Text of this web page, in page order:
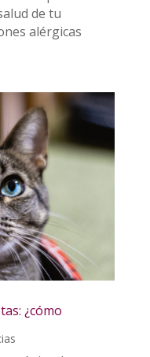
de tu
alérgicas
¿cómo